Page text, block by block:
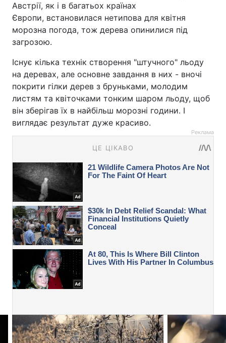
Австрії, як і в багатьох країнах
Європи, встановилася нетипова для квітня
морозна погода, тож дерева опинилися під
загрозою.
Існує кілька технік створення "штучного" льоду
на деревах, але основне завдання в них - вночі
покрити гілки дерев з бруньками, молодим
листям та квіточками тонким шаром льоду, щоб
він зберігав їх в найбільш морозні години. І
виглядає результат дуже красиво.
Реклама